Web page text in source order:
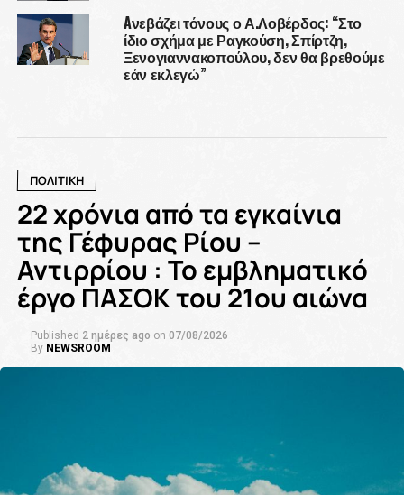
Aνεβάζει τόνους ο Α.Λοβέρδος: “Στο
ίδιο σχήμα με Ραγκούση, Σπίρτζη,
Ξενογιαννακοπούλου, δεν θα βρεθούμε
εάν εκλεγώ”
ΠΟΛΙΤΙΚΗ
22 χρόνια από τα εγκαίνια
της Γέφυρας Ρίου –
Αντιρρίου : Το εμβληματικό
έργο ΠΑΣΟΚ του 21ου αιώνα
Published 2 ημέρες ago on 07/08/2026
By NEWSROOM